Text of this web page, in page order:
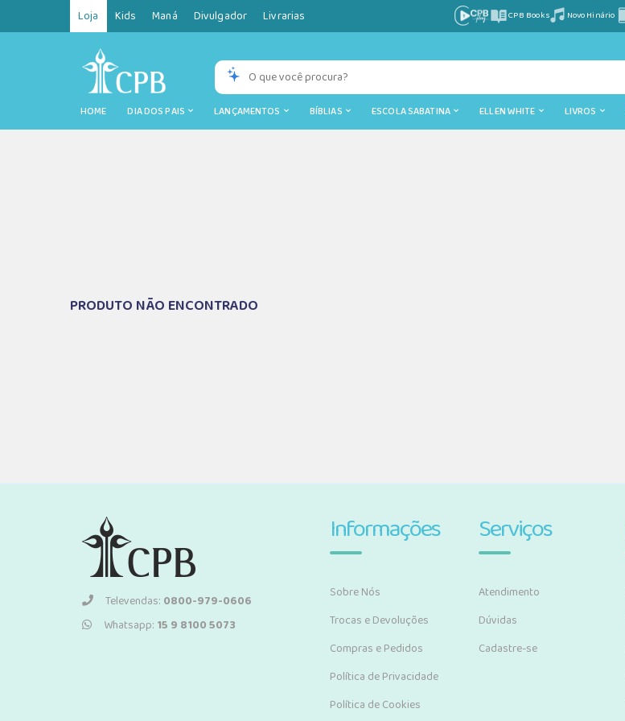
Loja Kids Maná Divulgador Livrarias CPB Books Novo Hinário
HOME DIA DOS PAIS LANÇAMENTOS BÍBLIAS ESCOLA SABATINA ELLEN WHITE LIVROS
PRODUTO NÃO ENCONTRADO
Televendas: 0800-979-0606
Whatsapp: 15 9 8100 5073
Informações
Sobre Nós
Trocas e Devoluções
Compras e Pedidos
Política de Privacidade
Política de Cookies
Serviços
Atendimento
Dúvidas
Cadastre-se